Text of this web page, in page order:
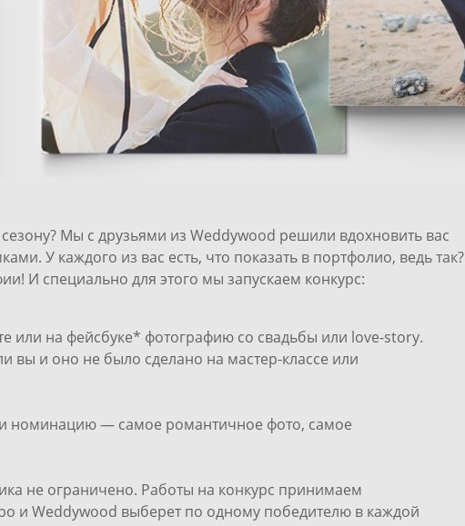
Мы с друзьями изWeddywood решили вдохновить вас
У каждого из вас есть, что показать в портфолио, ведь так?
И специально для этого мы запускаем конкурс:
или на фейсбуке* фотографию со свадьбы или love-story.
вы и оно не было сделано на мастер-классе или
номинацию — самое романтичное фото, самое
не ограничено. Работы на конкурс принимаем
и Weddywood выберет по одному победителю в каждой